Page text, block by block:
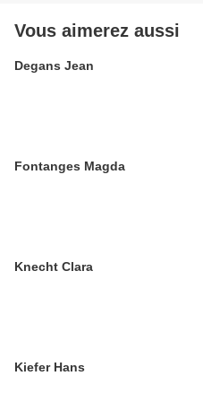
Vous aimerez aussi
Degans Jean
Fontanges Magda
Knecht Clara
Kiefer Hans